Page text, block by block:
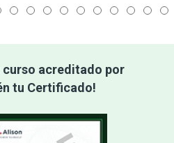
curso acreditado por
tu Certificado!